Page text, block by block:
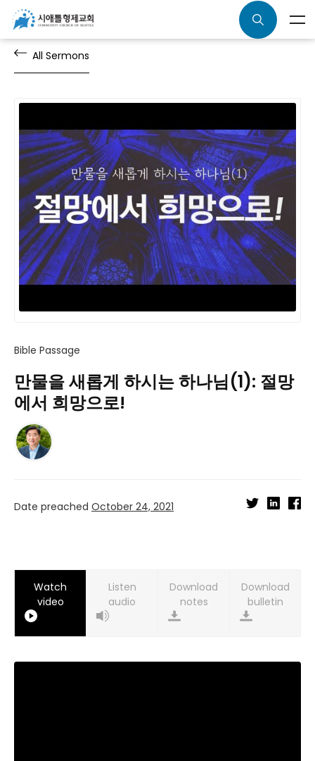
All Sermons
Bible Passage
만물을 새롭게 하시는 하나님(1): 절망
에서 희망으로!
Date preached October 24, 2021
Watch
video
Listen
audio
Download
notes
Download
bulletin